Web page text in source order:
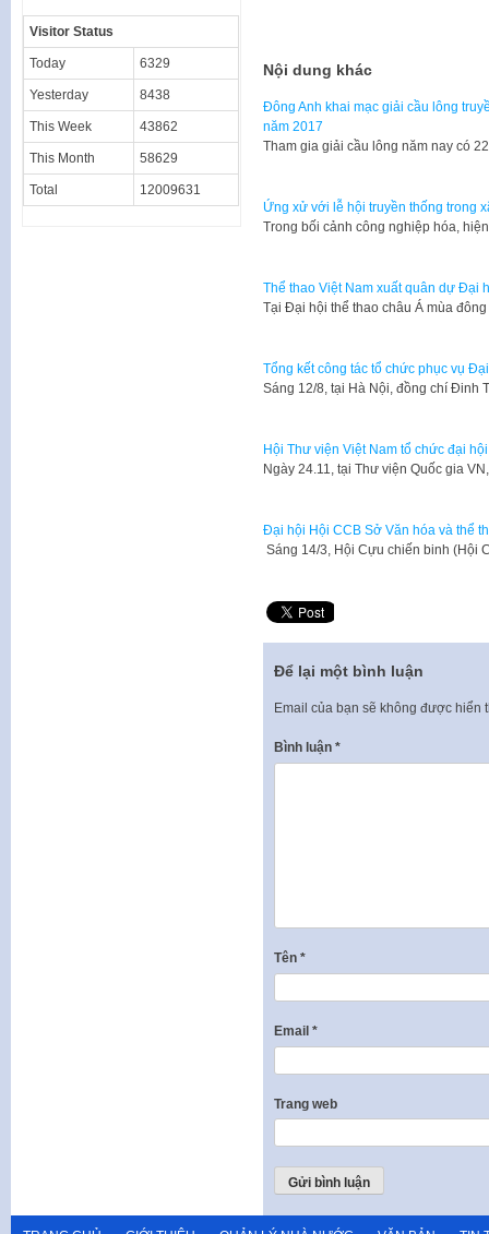
Nội dung khác
Đông Anh khai mạc giải cầu lông
năm 2017
Tham gia giải cầu lông năm nay có
Ứng xử với lễ hội truyền thống trong
Trong bối cảnh công nghiệp hóa,
Thể thao Việt Nam xuất quân dự Đại
Tại Đại hội thể thao châu Á mùa
Tổng kết công tác tổ chức phục vụ
Sáng 12/8, tại Hà Nội, đồng chí Đinh
Hội Thư viện Việt Nam tổ chức đại
​Ngày 24.11, tại Thư viện Quốc gia
Đại hội Hội CCB Sở Văn hóa và thể
Sáng 14/3, Hội Cựu chiến binh (Hội
Để lại một bình luận
Email của bạn sẽ không được hiển
Bình luận *
Tên *
Email *
Trang web
Visitor Status
Today 6329
Yesterday 8438
This Week 43862
This Month 58629
Total 12009631